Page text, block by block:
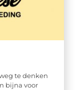
te denken
bijna voor